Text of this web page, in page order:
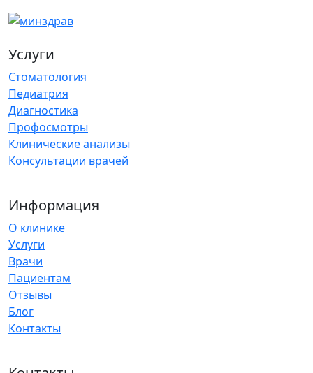
Услуги
Стоматология
Педиатрия
Диагностика
Профосмотры
Клинические анализы
Консультации врачей
Информация
О клинике
Услуги
Врачи
Пациентам
Отзывы
Блог
Контакты